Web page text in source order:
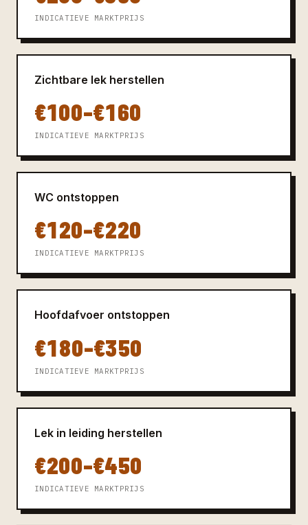
INDICATIEVE MARKTPRIJS
Zichtbare lek herstellen
€100–€160
INDICATIEVE MARKTPRIJS
WC ontstoppen
€120–€220
INDICATIEVE MARKTPRIJS
Hoofdafvoer ontstoppen
€180–€350
INDICATIEVE MARKTPRIJS
Lek in leiding herstellen
€200–€450
INDICATIEVE MARKTPRIJS